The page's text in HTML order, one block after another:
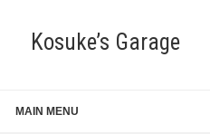
Kosuke’s Garage
MAIN MENU